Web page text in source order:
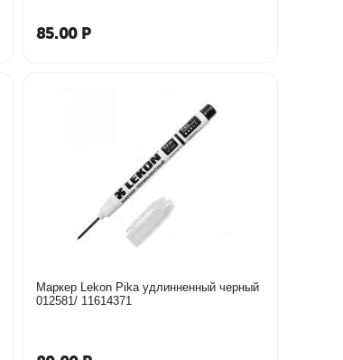
85.00 Р
Маркер Lekon Pika удлинненный черный
012581/ 11614371